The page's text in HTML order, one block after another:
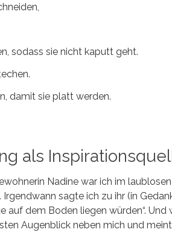
sodass sie nicht kaputt geht.
damit sie platt werden.
als
Nadine war ich im
sagte ich zu ihr (in
dem Boden liegen würden“. Und
Augenblick neben mich und